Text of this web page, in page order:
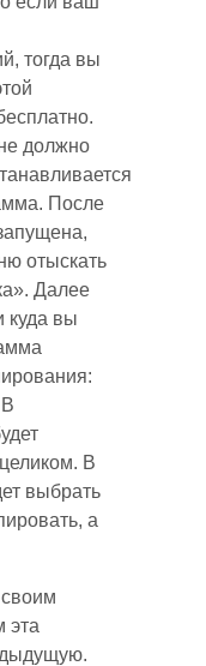
тогда вы
должно
После
отыскать
Далее
куда вы
В
выбрать
а
эта